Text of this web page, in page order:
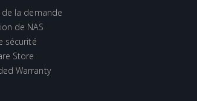
de la demande
de NAS
sécurité
Store
Warranty